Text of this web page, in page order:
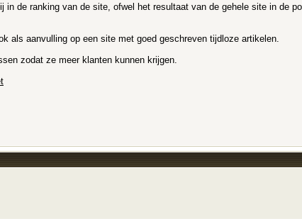
in de ranking van de site, ofwel het resultaat van de gehele site in de
als aanvulling op een site met goed geschreven tijdloze artikelen.
zodat ze meer klanten kunnen krijgen.